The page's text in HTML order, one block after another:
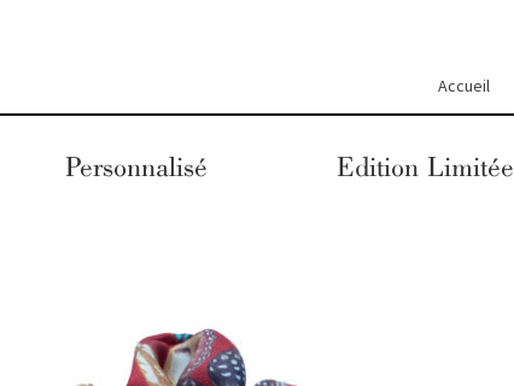
Accueil
Personnalisé Edition Limitée